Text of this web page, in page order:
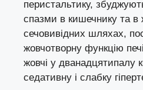
перистальтику,
спазми в кишечнику та в
сечовивідних шляхах,
жовчотворну функцію
жовчі у дванадцятипалу
седативну і слабку